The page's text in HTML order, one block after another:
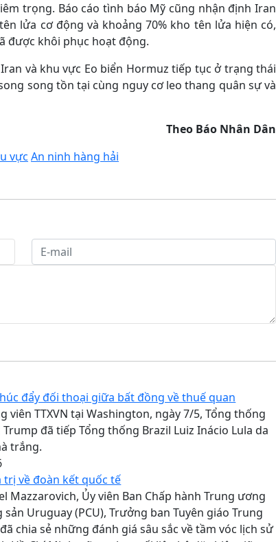
trọng. Báo cáo tình báo Mỹ cũng nhận định Iran
lửa cơ động và khoảng 70% kho tên lửa hiện có,
được khôi phục hoạt động.
và khu vực Eo biển Hormuz tiếp tục ở trạng thái
song tồn tại cùng nguy cơ leo thang quân sự và
Theo Báo Nhân Dân
vực An ninh hàng hải
đẩy đối thoại giữa bất đồng về thuế quan
viên TTXVN tại Washington, ngày 7/5, Tổng thống
đã tiếp Tổng thống Brazil Luiz Inácio Lula da
trắng.
trị về đoàn kết quốc tế
Mazzarovich, Ủy viên Ban Chấp hành Trung ương
sản Uruguay (PCU), Trưởng ban Tuyên giáo Trung
chia sẻ những đánh giá sâu sắc về tầm vóc lịch sử